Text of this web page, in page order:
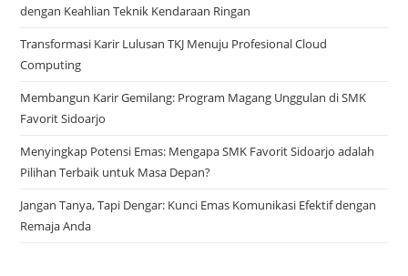
dengan Keahlian Teknik Kendaraan Ringan
Transformasi Karir Lulusan TKJ Menuju Profesional Cloud
Computing
Membangun Karir Gemilang: Program Magang Unggulan di SMK
Favorit Sidoarjo
Menyingkap Potensi Emas: Mengapa SMK Favorit Sidoarjo adalah
Pilihan Terbaik untuk Masa Depan?
Jangan Tanya, Tapi Dengar: Kunci Emas Komunikasi Efektif dengan
Remaja Anda